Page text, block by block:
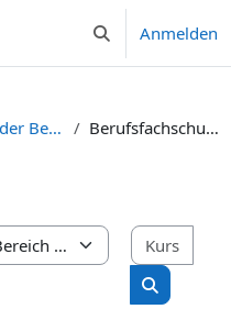
Sucheingabe
Anmelden
Ausbildungsqualifizierender Bereich Berufsfachschule 2
Kurse